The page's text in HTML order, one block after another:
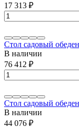
17 313 ₽
Стол садовый
В наличии
76 412 ₽
Стол садовый
В наличии
44 076 ₽